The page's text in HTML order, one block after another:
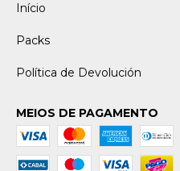
Início
Packs
Política de Devolución
MEIOS DE PAGAMENTO